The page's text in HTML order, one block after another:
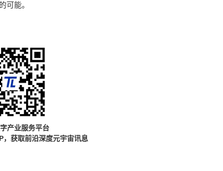
可能。
产业服务平台
，获取前沿深度元宇宙讯息